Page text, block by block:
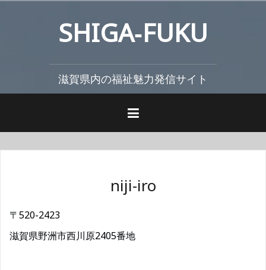
ス
SHIGA‐FUKU
滋賀県内の福祉魅力発信サイト
niji-iro
〒520-2423
滋賀県野洲市西川原2405番地